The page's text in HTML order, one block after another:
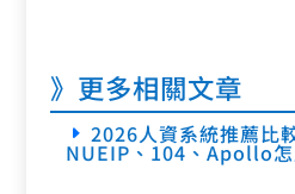
》更多相關文章
2026人資系統推薦比
NUEIP、104、Apollo